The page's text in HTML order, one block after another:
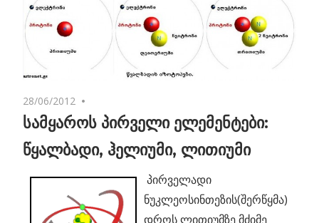
28/06/2012
სამყაროს პირველი ელემენტები:
წყალბადი, ჰელიუმი, ლითიუმი
პირველადი
ნუკლეოსინთეზის(შერწყმა)
დროს ლითიუმზე მძიმე